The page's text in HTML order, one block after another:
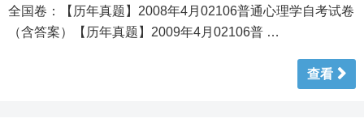
全国卷：【历年真题】2008年4月02106普通心理学自考试卷
（含答案）【历年真题】2009年4月02106普 …
查看